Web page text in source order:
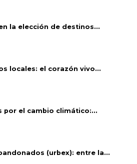
la elección de destinos...
locales: el corazón vivo...
por el cambio climático:...
(urbex): entre la...